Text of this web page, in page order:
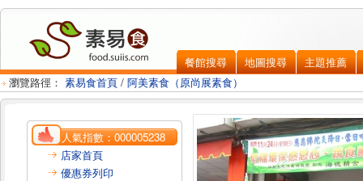
餐館搜尋 地圖搜尋
主題推薦
瀏覽路徑： 素易食首頁 / 阿美素食（原尚展素食）
人氣指數：000005238
店家首頁
優惠券列印